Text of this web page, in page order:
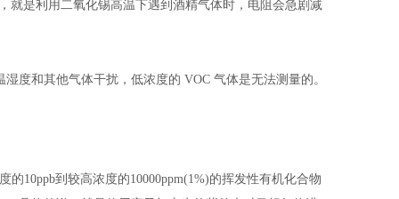
就是利用二氧化锡高温下遇到酒精气体时，电阻会急剧减
度和其他气体干扰，低浓度的 VOC 气体是无法测量的。
10ppb到较高浓度的10000ppm(1%)的挥发性有机化合物